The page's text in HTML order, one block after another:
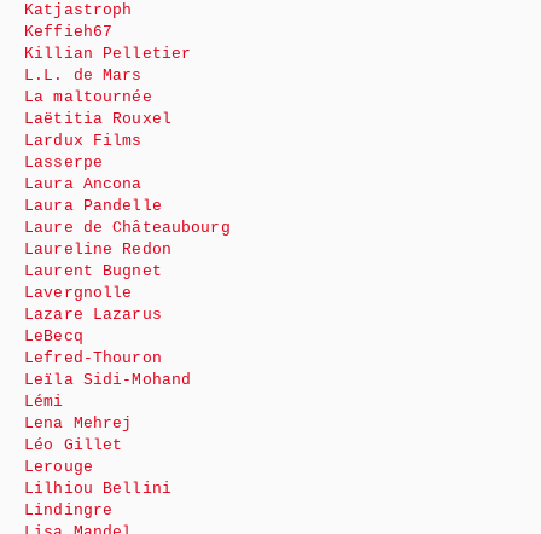
Katjastroph
Keffieh67
Killian Pelletier
L.L. de Mars
La maltournée
Laëtitia Rouxel
Lardux Films
Lasserpe
Laura Ancona
Laura Pandelle
Laure de Châteaubourg
Laureline Redon
Laurent Bugnet
Lavergnolle
Lazare Lazarus
LeBecq
Lefred-Thouron
Leïla Sidi-Mohand
Lémi
Lena Mehrej
Léo Gillet
Lerouge
Lilhiou Bellini
Lindingre